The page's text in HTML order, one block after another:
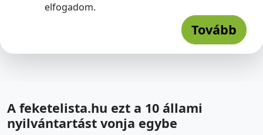
elfogadom.
Tovább
A feketelista.hu ezt a 10 állami
nyilvántartást vonja egybe